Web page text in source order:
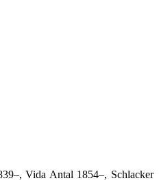
Vida Antal 1854–, Schlacker